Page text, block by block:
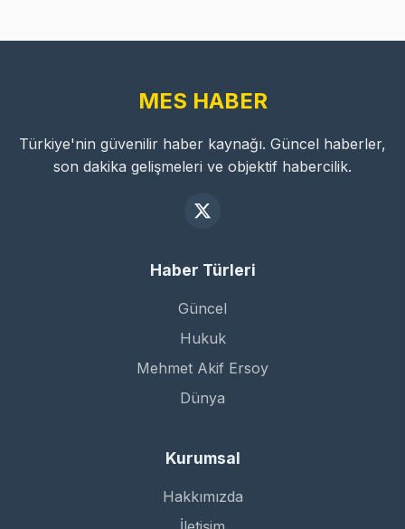
MES HABER
Türkiye'nin güvenilir haber kaynağı. Güncel haberler,
son dakika gelişmeleri ve objektif habercilik.
Haber Türleri
Güncel
Hukuk
Mehmet Akif Ersoy
Dünya
Kurumsal
Hakkımızda